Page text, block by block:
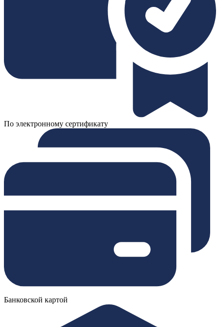
По электронному сертификату
Банковской картой